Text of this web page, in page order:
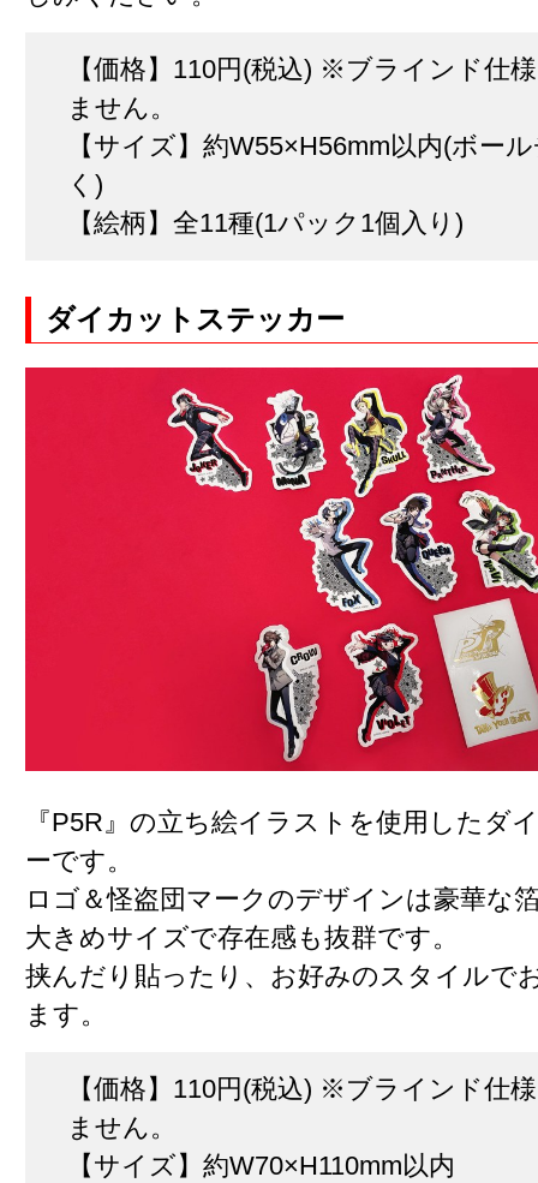
【価格】110円(税込) ※ブラインド仕
ません。
【サイズ】約W55×H56mm以内(ボー
く)
【絵柄】全11種(1パック1個入り)
ダイカットステッカー
『P5R』の立ち絵イラストを使用したダ
ーです。
ロゴ＆怪盗団マークのデザインは豪華な
大きめサイズで存在感も抜群です。
挟んだり貼ったり、お好みのスタイルで
ます。
【価格】110円(税込) ※ブラインド仕
ません。
【サイズ】約W70×H110mm以内